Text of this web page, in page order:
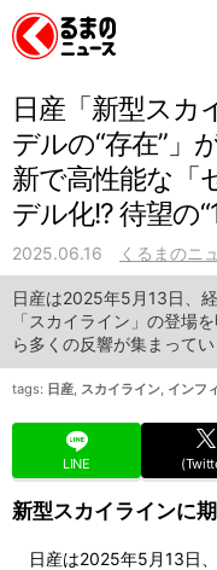
日産「新型スカ
デルの“存在”」
新で高性能な「
デル化!? 待望の
2025.06.16 くるまのニ
日産は2025年5月13日、
「スカイライン」の登場
ら多くの反響が集まってい
tags: 日産, スカイライン, インフ
LINE
新型スカイラインに
日産は2025年5月13日